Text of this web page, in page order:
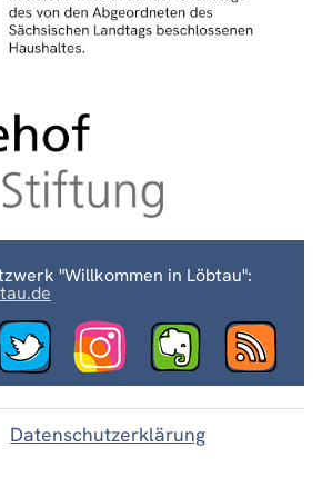
"Willkommen in Löbtau":
Datenschutzerklärung